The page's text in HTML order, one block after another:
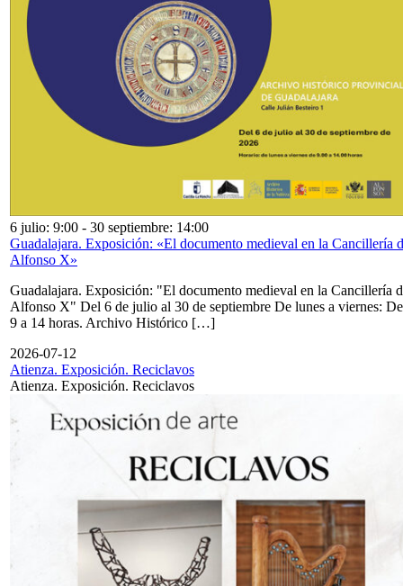
6 julio: 9:00 - 30 septiembre: 14:00
Guadalajara. Exposición: «El documento medieval en la Cancillería
Alfonso X»
Guadalajara. Exposición: "El documento medieval en la Cancillería
Alfonso X" Del 6 de julio al 30 de septiembre De lunes a viernes: De
9 a 14 horas. Archivo Histórico […]
2026-07-12
Atienza. Exposición. Reciclavos
Atienza. Exposición. Reciclavos